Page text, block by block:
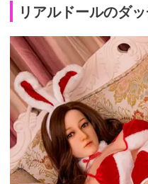
リアルドールのダ